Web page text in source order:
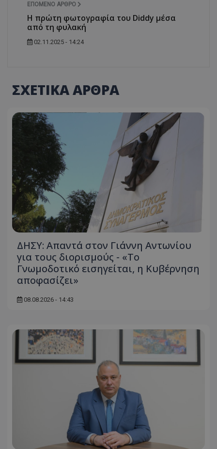
ΕΠΌΜΕΝΟ ΆΡΘΡΟ
Η πρώτη φωτογραφία του Diddy μέσα
από τη φυλακή
02.11.2025 - 14:24
ΣΧΕΤΙΚΑ ΑΡΘΡΑ
ΔΗΣΥ: Απαντά στον Γιάννη Αντωνίου
για τους διορισμούς - «Το
Γνωμοδοτικό εισηγείται, η Κυβέρνηση
αποφασίζει»
08.08.2026 - 14:43